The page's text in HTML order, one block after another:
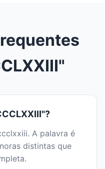
A palavra é
distintas que